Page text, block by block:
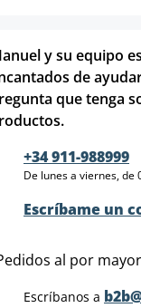
y su equipo
de
que tenga
+34 911-988999
De lunes a viernes, de
Escríbame un
al por
Escríbanos a